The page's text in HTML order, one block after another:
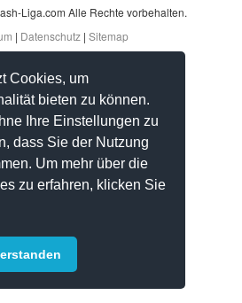
Cookies, um
bieten zu können.
Ihre Einstellungen zu
dass Sie der Nutzung
Um mehr über die
zu erfahren, klicken Sie
Liga.com Alle Rechte vorbehalten.
| Datenschutz| Sitemap